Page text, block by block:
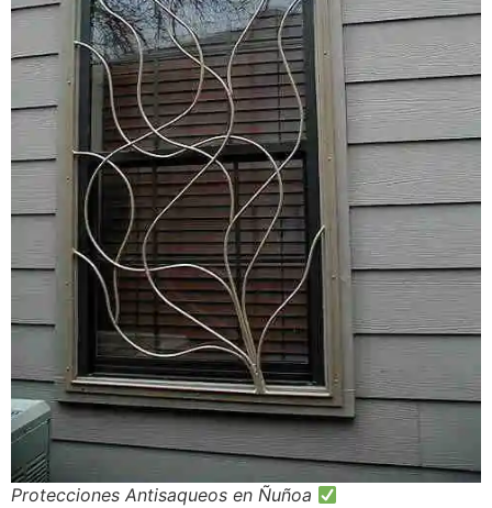
Protecciones Antisaqueos en Ñuñoa